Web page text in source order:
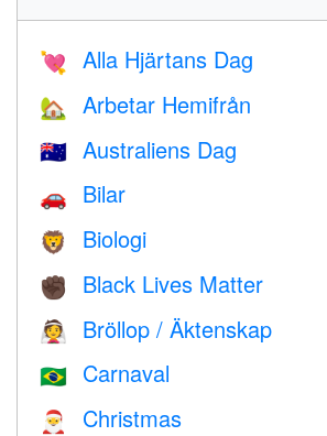
💘 Alla Hjärtans Dag
🏡 Arbetar Hemifrån
🇦🇺 Australiens Dag
🚗 Bilar
🦁 Biologi
✊🏿 Black Lives Matter
👰 Bröllop / Äktenskap
🇧🇷 Carnaval
🎅 Christmas